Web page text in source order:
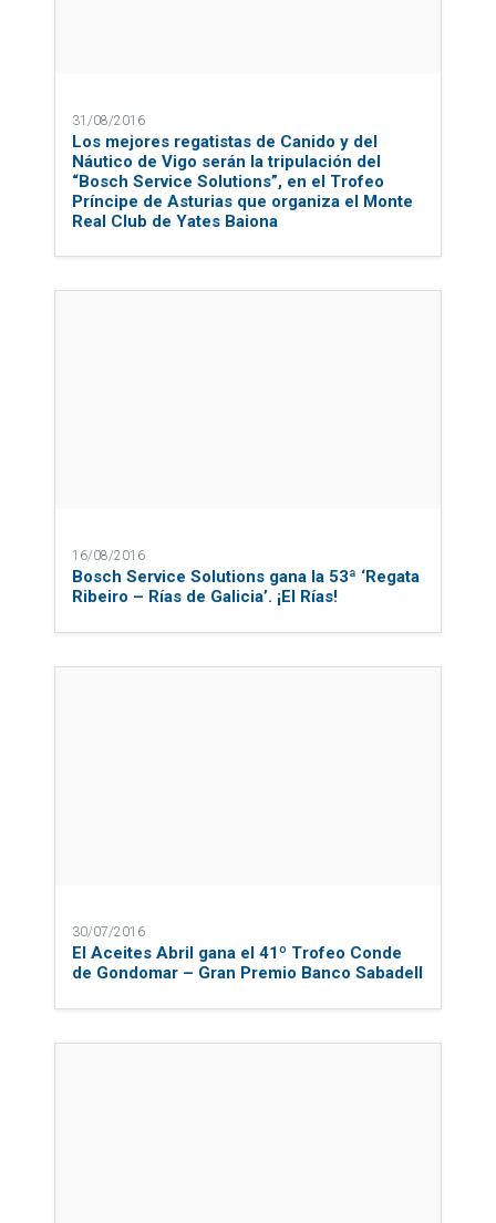
31/08/2016
Los mejores regatistas de Canido y del
Náutico de Vigo serán la tripulación del
“Bosch Service Solutions”, en el Trofeo
Príncipe de Asturias que organiza el Monte
Real Club de Yates Baiona
16/08/2016
Bosch Service Solutions gana la 53ª ‘Regata
Ribeiro – Rías de Galicia’. ¡El Rías!
30/07/2016
El Aceites Abril gana el 41º Trofeo Conde
de Gondomar – Gran Premio Banco Sabadell